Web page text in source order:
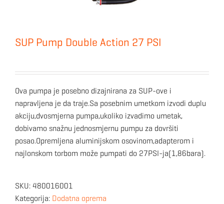
SUP Pump Double Action 27 PSI
Ova pumpa je posebno dizajnirana za SUP-ove i
napravljena je da traje.Sa posebnim umetkom izvodi duplu
akciju,dvosmjerna pumpa,ukoliko izvadimo umetak,
dobivamo snažnu jednosmjernu pumpu za dovršiti
posao.Opremljena aluminijskom osovinom,adapterom i
najlonskom torbom može pumpati do 27PSI-ja(1,86bara).
SKU: 480016001
Kategorija: Dodatna oprema